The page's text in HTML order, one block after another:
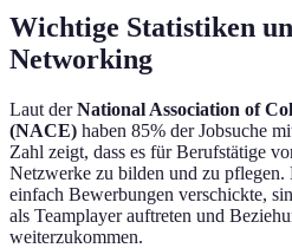
Wichtige Statistiken
Networking
Laut derNational Association of
(NACE) haben 85% der Jobsuche
Zahl zeigt, dass es für Berufstätige
Netzwerke zu bilden und zu pflegen.
einfach Bewerbungen verschickte,
als Teamplayer auftreten und
weiterzukommen.